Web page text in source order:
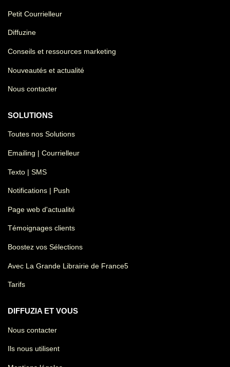
Petit Courrielleur
Diffuzine
Conseils et ressources marketing
Nouveautés et actualité
Nous contacter
SOLUTIONS
Toutes nos Solutions
Emailing | Courrielleur
Texto | SMS
Notifications | Push
Page web d'actualité
Témoignages clients
Boostez vos Sélections
Avec La Grande Librairie de France5
Tarifs
DIFFUZIA ET VOUS
Nous contacter
Ils nous utilisent